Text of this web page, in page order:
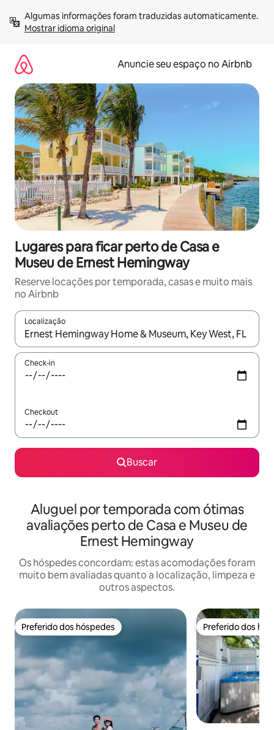
para
Mostrar idioma original
Anuncie seu espaço no Airbnb
Lugares para ficar perto de Casa e
Museu de Ernest Hemingway
Reserve locações por temporada, casas e muito mais
no Airbnb
Localização
Quando os resultados estiverem disponíveis, explore-os
Check-in
Checkout
Buscar
Aluguel por temporada com ótimas
avaliações perto de Casa e Museu de
Ernest Hemingway
Os hóspedes concordam: estas acomodações foram
muito bem avaliadas quanto a localização, limpeza e
outros aspectos.
Preferido dos hóspedes
Preferido dos hóspedes Preferido dos
Preferido dos